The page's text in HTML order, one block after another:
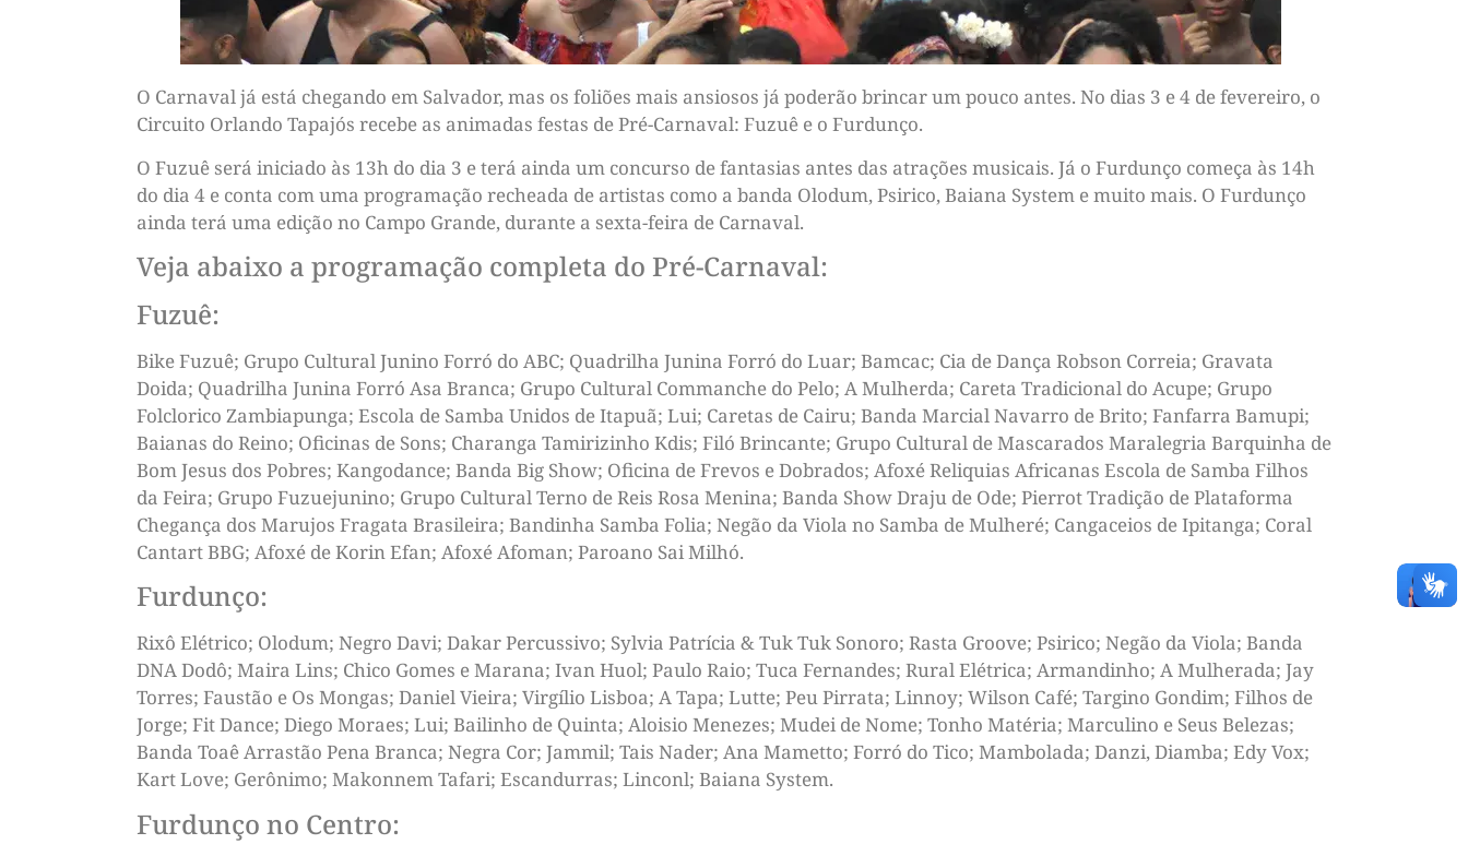
O Carnaval já está chegando em Salvador, mas os foliões mais ansiosos já poderão brincar um pouco antes. No dias 3 e 4 de fevereiro, o
Circuito Orlando Tapajós recebe as animadas festas de Pré-Carnaval: Fuzuê e o Furdunço.
O Fuzuê será iniciado às 13h do dia 3 e terá ainda um concurso de fantasias antes das atrações musicais. Já o Furdunço começa às 14h
do dia 4 e conta com uma programação recheada de artistas como a banda Olodum, Psirico, Baiana System e muito mais. O Furdunço
ainda terá uma edição no Campo Grande, durante a sexta-feira de Carnaval.
Veja abaixo a programação completa do Pré-Carnaval:
Fuzuê:
Bike Fuzuê; Grupo Cultural Junino Forró do ABC; Quadrilha Junina Forró do Luar; Bamcac; Cia de Dança Robson Correia; Gravata
Doida; Quadrilha Junina Forró Asa Branca; Grupo Cultural Commanche do Pelo; A Mulherda; Careta Tradicional do Acupe; Grupo
Folclorico Zambiapunga; Escola de Samba Unidos de Itapuã; Lui; Caretas de Cairu; Banda Marcial Navarro de Brito; Fanfarra Bamupi;
Baianas do Reino; Oficinas de Sons; Charanga Tamirizinho Kdis; Filó Brincante; Grupo Cultural de Mascarados Maralegria Barquinha de
Bom Jesus dos Pobres; Kangodance; Banda Big Show; Oficina de Frevos e Dobrados; Afoxé Reliquias Africanas Escola de Samba Filhos
da Feira; Grupo Fuzuejunino; Grupo Cultural Terno de Reis Rosa Menina; Banda Show Draju de Ode; Pierrot Tradição de Plataforma
Chegança dos Marujos Fragata Brasileira; Bandinha Samba Folia; Negão da Viola no Samba de Mulheré; Cangaceios de Ipitanga; Coral
Cantart BBG; Afoxé de Korin Efan; Afoxé Afoman; Paroano Sai Milhó.
Furdunço:
Rixô Elétrico; Olodum; Negro Davi; Dakar Percussivo; Sylvia Patrícia & Tuk Tuk Sonoro; Rasta Groove; Psirico; Negão da Viola; Banda
DNA Dodô; Maira Lins; Chico Gomes e Marana; Ivan Huol; Paulo Raio; Tuca Fernandes; Rural Elétrica; Armandinho; A Mulherada; Jay
Torres; Faustão e Os Mongas; Daniel Vieira; Virgílio Lisboa; A Tapa; Lutte; Peu Pirrata; Linnoy; Wilson Café; Targino Gondim; Filhos de
Jorge; Fit Dance; Diego Moraes; Lui; Bailinho de Quinta; Aloisio Menezes; Mudei de Nome; Tonho Matéria; Marculino e Seus Belezas;
Banda Toaê Arrastão Pena Branca; Negra Cor; Jammil; Tais Nader; Ana Mametto; Forró do Tico; Mambolada; Danzi, Diamba; Edy Vox;
Kart Love; Gerônimo; Makonnem Tafari; Escandurras; Linconl; Baiana System.
Furdunço no Centro: